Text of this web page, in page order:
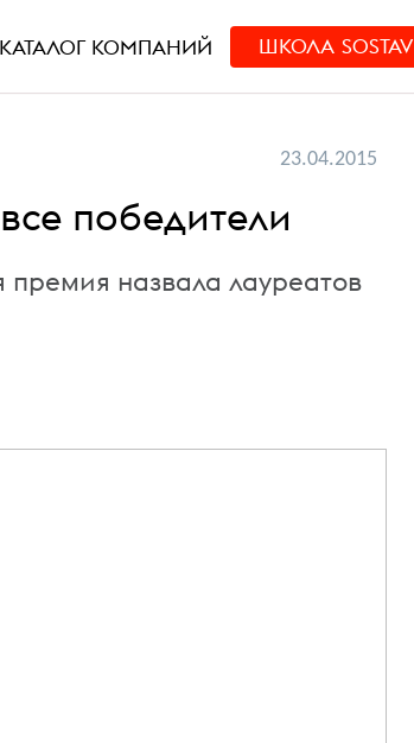
КАТАЛОГ КОМПАНИЙ ШКОЛА SOSTAV
23.04.2015
победители
назвала лауреатов